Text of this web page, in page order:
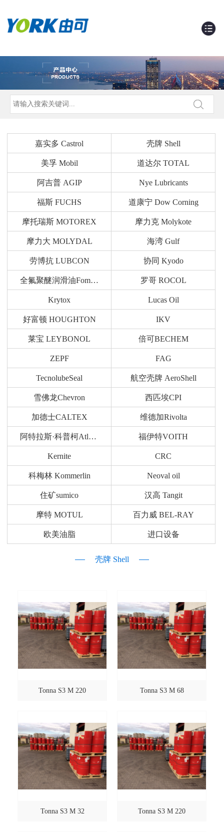
嘉实多 Castrol 壳牌 Shell
美孚 Mobil 道达尔 TOTAL
阿吉普 AGIP Nye Lubricants
福斯 FUCHS 道康宁 Dow Corning
摩托瑞斯 MOTOREX 摩力克 Molykote
摩力大 MOLYDAL 海湾 Gulf
劳博抗 LUBCON 协同 Kyodo
全氟聚醚润滑油Fomblin 罗哥 ROCOL
Krytox Lucas Oil
好富顿 HOUGHTON IKV
莱宝 LEYBONOL 倍可BECHEM
ZEPF FAG
TecnolubeSeal 航空壳牌 AeroShell
雪佛龙Chevron 西匹埃CPI
加德士CALTEX 维德加Rivolta
阿特拉斯·科普柯Atlas Copco 福伊特VOITH
Kernite CRC
科梅林 Kommerlin Neoval oil
住矿sumico 汉高 Tangit
摩特 MOTUL 百力威 BEL-RAY
欧美油脂 进口设备
壳牌 Shell
Tonna S3 M 220 Tonna S3 M 68
Tonna S3 M 32 Tonna S3 M 220